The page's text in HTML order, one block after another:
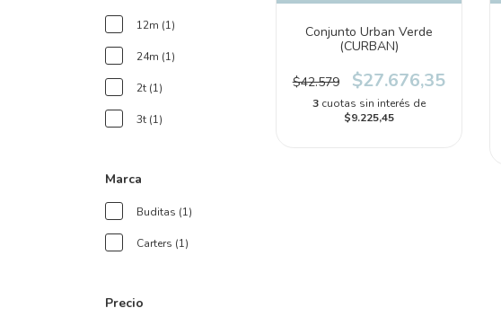
12m (1)
24m (1)
2t (1)
3t (1)
Marca
Buditas (1)
Carters (1)
Precio
Conjunto Urban Verde
(CURBAN)
$42.579 $27.676,35
3 cuotas sin interés de
$9.225,45